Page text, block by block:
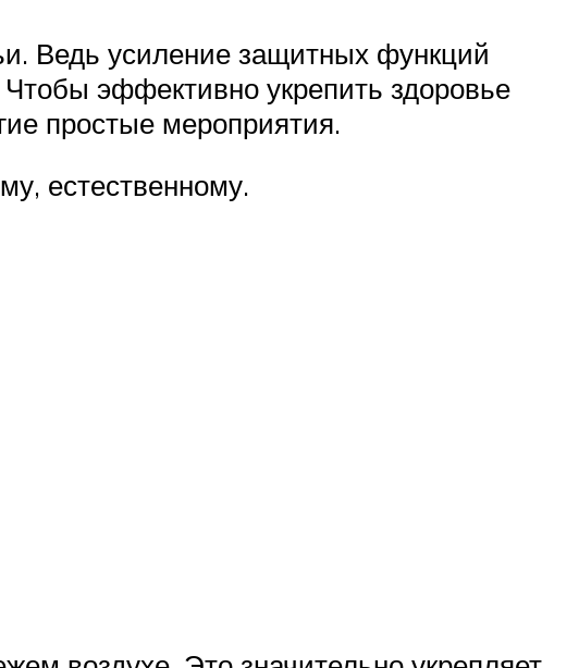
Ведь усиление защитных функций
эффективно укрепить здоровье
простые мероприятия.
естественному.